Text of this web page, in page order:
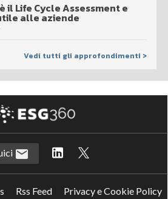
il Life Cycle Assessment e
alle aziende
Vedi tutti gli approfondimenti >
Rss Feed
Privacy e Cookie Policy